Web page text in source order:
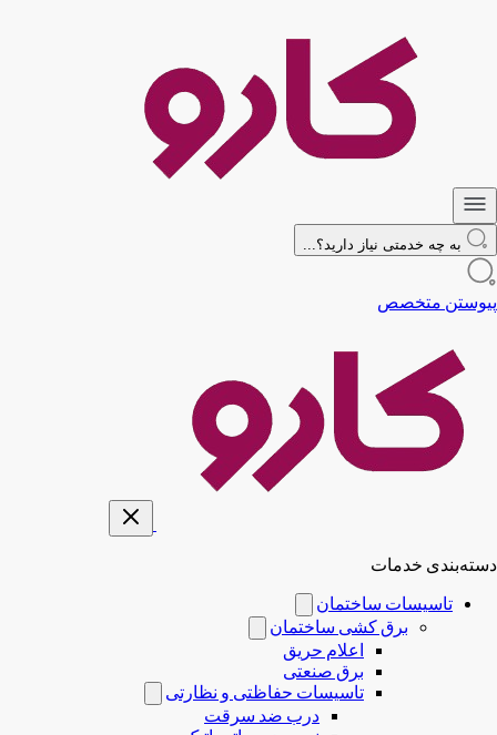
به چه خدمتی نیاز دارید؟...
پیوستن متخصص
دسته‌بندی خدمات
تاسیسات ساختمان
برق کشی ساختمان
اعلام حریق
برق صنعتی
تاسیسات حفاظتی و نظارتی
درب ضد سرقت